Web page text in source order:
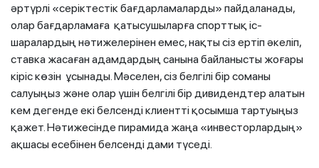
әртүрлі «серіктестік бағдарламаларды» пайдаланады,
олар бағдарламаға қатысушыларға спорттық іс-
шаралардың нәтижелерінен емес, нақты сіз ертіп әкеліп,
ставка жасаған адамдардың санына байланысты жоғары
кіріс көзін ұсынады. Мәселен, сіз белгілі бір соманы
салуыңыз және олар үшін белгілі бір дивидендтер алатын
кем дегенде екі белсенді клиентті қосымша тартуыңыз
қажет. Нәтижесінде пирамида жаңа «инвесторлардың»
ақшасы есебінен белсенді дами түседі.